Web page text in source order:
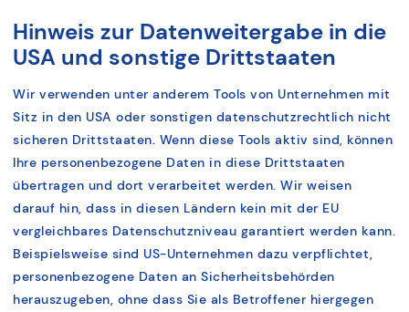
Hinweis zur Datenweitergabe in die
USA und sonstige Drittstaaten
Wir verwenden unter anderem Tools von Unternehmen mit
Sitz in den USA oder sonstigen datenschutzrechtlich nicht
sicheren Drittstaaten. Wenn diese Tools aktiv sind, können
Ihre personenbezogene Daten in diese Drittstaaten
übertragen und dort verarbeitet werden. Wir weisen
darauf hin, dass in diesen Ländern kein mit der EU
vergleichbares Datenschutzniveau garantiert werden kann.
Beispielsweise sind US-Unternehmen dazu verpflichtet,
personenbezogene Daten an Sicherheitsbehörden
herauszugeben, ohne dass Sie als Betroffener hiergegen